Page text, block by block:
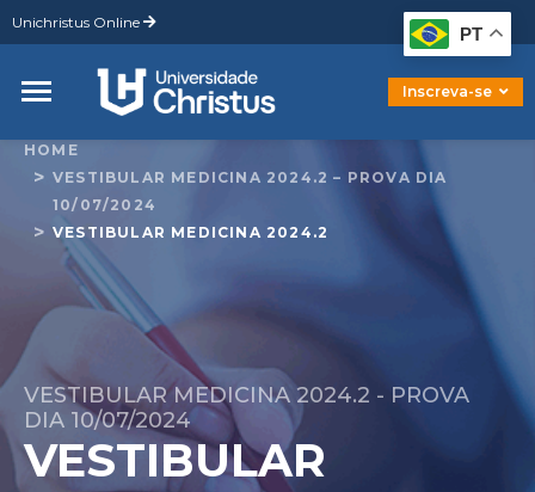
Unichristus Online
Inscreva-se
Graduação
Pós-Graduação
Mestrado
Doutorado
HOME
VESTIBULAR MEDICINA 2024.2 – PROVA DIA
10/07/2024
VESTIBULAR MEDICINA 2024.2
VESTIBULAR MEDICINA 2024.2 - PROVA
DIA 10/07/2024
VESTIBULAR
PT